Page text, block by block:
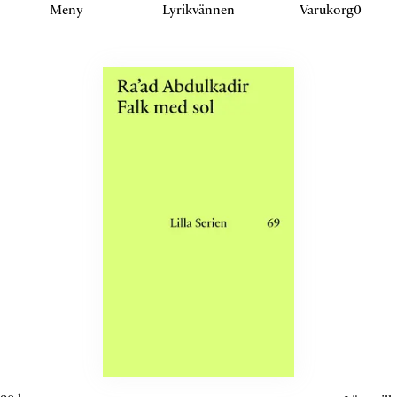
Klicka eller navigera för att aktivera detta sektion.
Meny Lyrikvännen Varukorg0